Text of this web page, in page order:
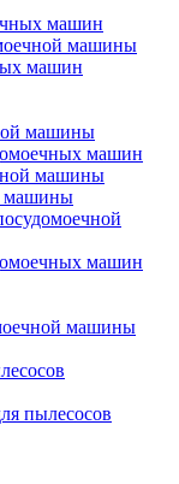
машин
машины
машин
машины
машин
машины
машины
машин
машины
пылесосов